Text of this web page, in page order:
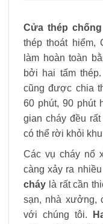
Cửa thép
thép thoát hiểm,
làm hoàn toàn
bởi hai tấm
cũng được chia
60 phút, 90 phút
gian cháy đều
có thể rời khỏi
Các vụ cháy nổ
càng xảy ra
cháy là rất cần
sạn, nhà xưởng,
với chúng tôi.